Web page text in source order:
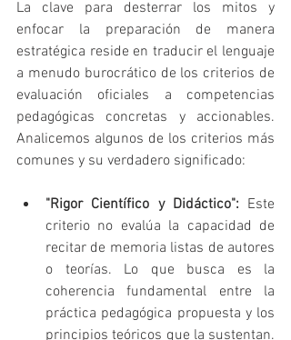
La clave para desterrar los mitos y
enfocar la preparación de manera
estratégica reside en traducir el lenguaje
a menudo burocrático de los criterios de
evaluación oficiales a competencias
pedagógicas concretas y accionables.
Analicemos algunos de los criterios más
comunes y su verdadero significado:
"Rigor Científico y Didáctico": Este
criterio no evalúa la capacidad de
recitar de memoria listas de autores
o teorías. Lo que busca es la
coherencia fundamental entre la
práctica pedagógica propuesta y los
principios teóricos que la sustentan.